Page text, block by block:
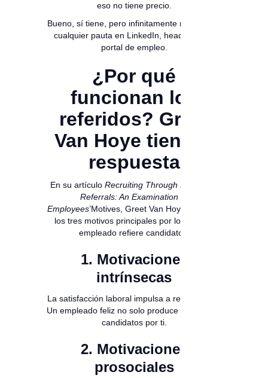
eso no tiene precio.
Bueno, sí tiene, pero infinitamente menor que
cualquier pauta en LinkedIn, headhunter o
portal de empleo.
¿Por qué
funcionan los
referidos? Greet
Van Hoye tiene la
respuesta
En su artículo Recruiting Through Employee
Referrals: An Examination of
Employees’Motives, Greet Van Hoye identifica
los tres motivos principales por los que un
empleado refiere candidatos:
1. Motivaciones
intrínsecas
La satisfacción laboral impulsa a recomendar.
Un empleado feliz no solo produce más: atrae
candidatos por ti.
2. Motivaciones
prosociales